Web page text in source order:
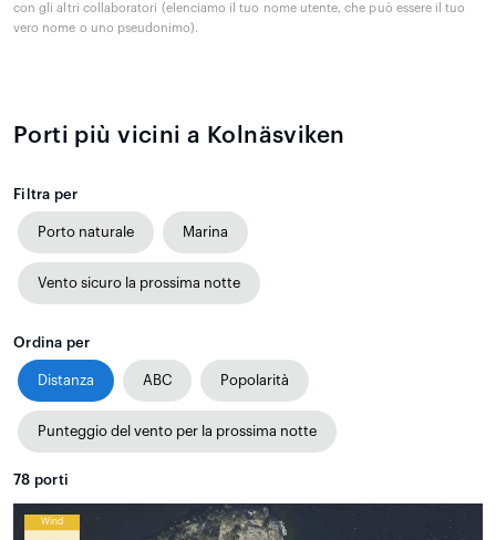
con gli altri collaboratori (elenciamo il tuo nome utente, che può essere il tuo
vero nome o uno pseudonimo).
Porti più vicini a Kolnäsviken
Filtra per
Porto naturale Marina
Vento sicuro la prossima notte
Ordina per
Distanza ABC Popolarità
Punteggio del vento per la prossima notte
78 porti
Wind